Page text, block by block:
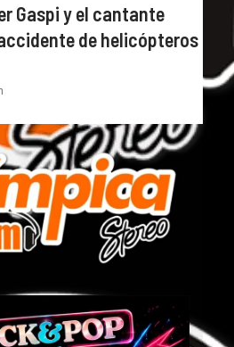
Gaspi y el cantante
de helicópteros